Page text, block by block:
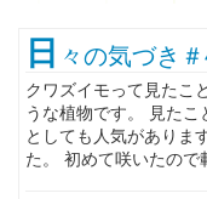
日 々の気づき
クワズイモって見たこ
うな植物です。 見た
としても人気がありま
た。 初めて咲いたの